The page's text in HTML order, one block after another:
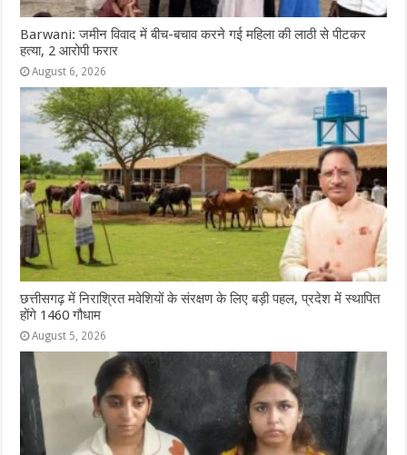
Barwani: जमीन विवाद में बीच-बचाव करने गई महिला की लाठी से पीटकर
हत्या, 2 आरोपी फरार
August 6, 2026
छत्तीसगढ़ में निराश्रित मवेशियों के संरक्षण के लिए बड़ी पहल, प्रदेश में स्थापित
होंगे 1460 गौधाम
August 5, 2026